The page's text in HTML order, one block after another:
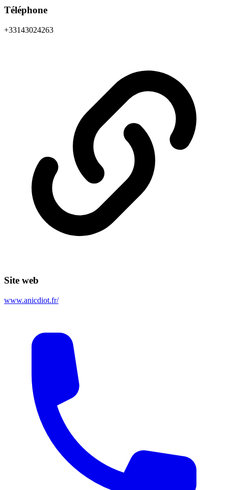
Téléphone
+33143024263
Site web
www.anicdiot.fr/